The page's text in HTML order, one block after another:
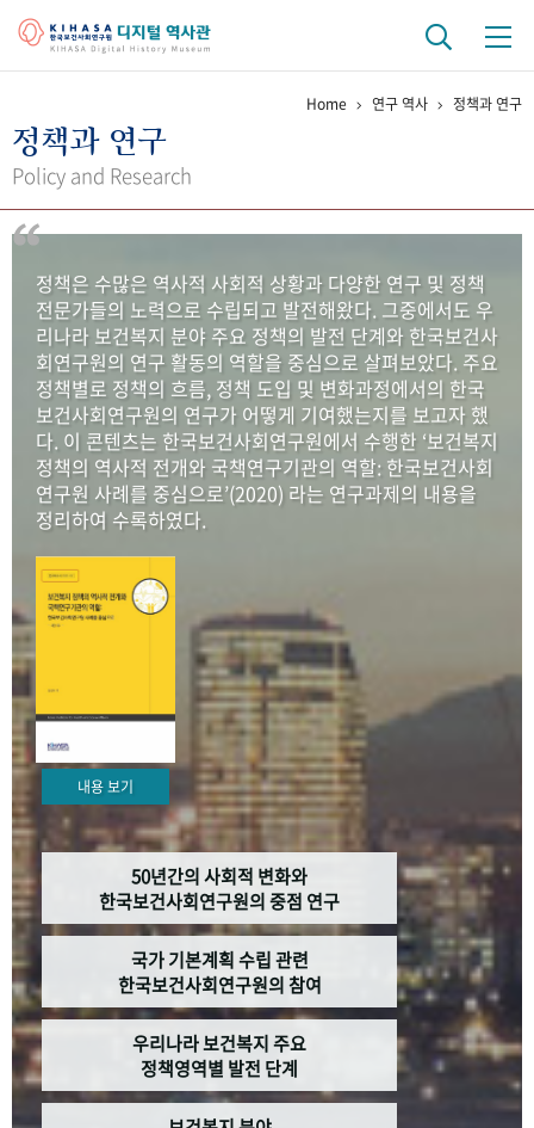
걸어온 길 기관 변천사
연구 역사
정책과 연구 키워드로 보는 연구 역사
연구자들
간행물 변천사
기록물 아카이브
사진 아카이브 문서 기록물 행정박물 영상 기록물
50+1주년 기념
성과 50선 숫자로 보는 50년
세계와 함께 한 KIHASA
VR 역사관
Home 연구 역사 정책과 연구
정책과 연구
Policy and Research
정책은 수많은 역사적 사회적 상황과 다양한 연구 및 정책
전문가들의 노력으로 수립되고 발전해왔다. 그중에서도 우
리나라 보건복지 분야 주요 정책의 발전 단계와 한국보건사
회연구원의 연구 활동의 역할을 중심으로 살펴보았다. 주요
정책별로 정책의 흐름, 정책 도입 및 변화과정에서의 한국
보건사회연구원의 연구가 어떻게 기여했는지를 보고자 했
다. 이 콘텐츠는 한국보건사회연구원에서 수행한 ‘보건복지
정책의 역사적 전개와 국책연구기관의 역할: 한국보건사회
연구원 사례를 중심으로’(2020) 라는 연구과제의 내용을
정리하여 수록하였다.
내용 보기
50년간의 사회적 변화와
한국보건사회연구원의 중점 연구
국가 기본계획 수립 관련
한국보건사회연구원의 참여
우리나라 보건복지 주요
정책영역별 발전 단계